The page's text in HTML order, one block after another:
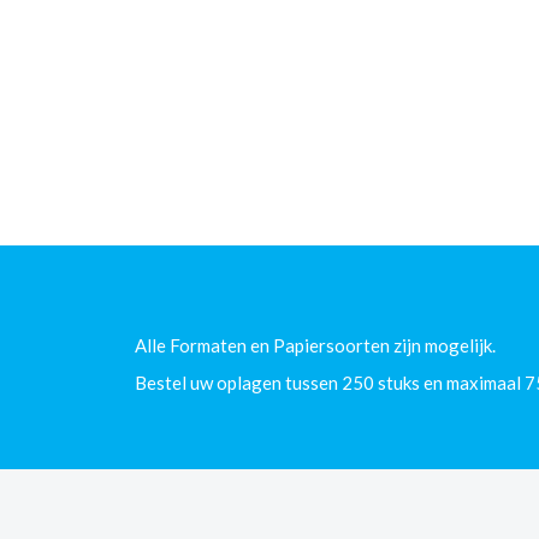
Alle Formaten en Papiersoorten zijn mogelijk.
Bestel uw oplagen tussen 250 stuks en maximaal